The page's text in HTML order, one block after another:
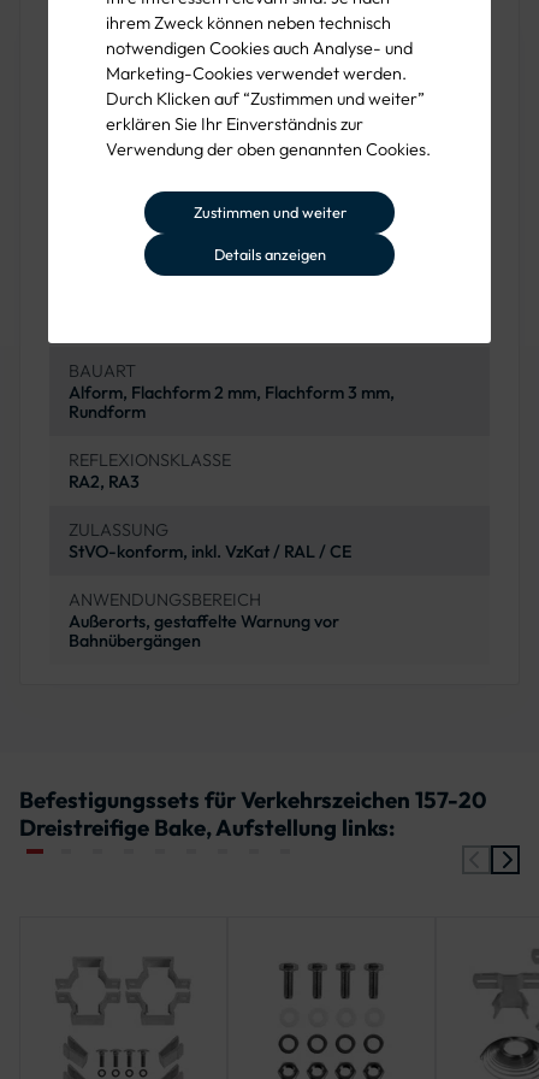
ihrem Zweck können neben technisch
notwendigen Cookies auch Analyse- und
Marketing-Cookies verwendet werden.
Durch Klicken auf “Zustimmen und weiter”
erklären Sie Ihr Einverständnis zur
Verwendung der oben genannten Cookies.
Zustimmen und weiter
Details anzeigen
Produkteigenschaften
VERKEHRSZEICHEN-NUMMER
VZ 157-20
BEZEICHNUNG
SCHILDTYP
Gefahrzeichen
BAUART
Alform, Flachform 2 mm, Flachform 3 mm,
Rundform
REFLEXIONSKLASSE
RA2, RA3
ZULASSUNG
StVO-konform, inkl. VzKat / RAL / CE
ANWENDUNGSBEREICH
Außerorts, gestaffelte Warnung vor
Bahnübergängen
Befestigungssets für Verkehrszeichen 157-20
Dreistreifige Bake, Aufstellung links: